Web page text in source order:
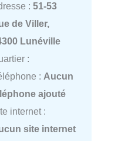
: 51-53
de Viller,
Lunéville
:
: Aucun
ajouté
internet :
site internet